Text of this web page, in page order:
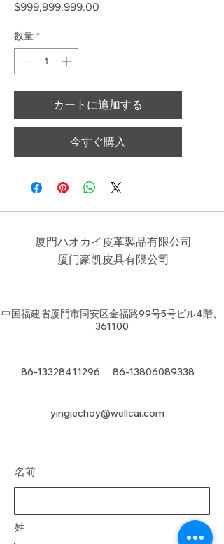
$999,999,999.00
数量 *
カートに追加する
今すぐ購入
厦門ハオカイ皮革製品有限公司
​厦门豪凯皮具有限公司
中国福建省厦門市同安区金福路99号5号ビル4階、
361100
86-13328411296 86-13806089338
yingiechoy@wellcai.com
名前
姓